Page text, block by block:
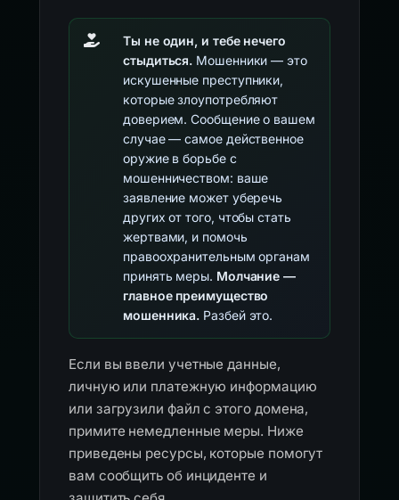
Ты не один, и тебе нечего
стыдиться. Мошенники — это
искушенные преступники,
которые злоупотребляют
доверием. Сообщение о вашем
случае — самое действенное
оружие в борьбе с
мошенничеством: ваше
заявление может уберечь
других от того, чтобы стать
жертвами, и помочь
правоохранительным органам
принять меры. Молчание —
главное преимущество
мошенника. Разбей это.
Если вы ввели учетные данные,
личную или платежную информацию
или загрузили файл с этого домена,
примите немедленные меры. Ниже
приведены ресурсы, которые помогут
вам сообщить об инциденте и